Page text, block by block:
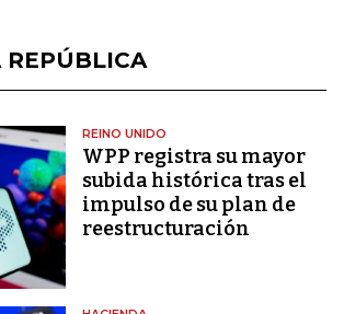
REPÚBLICA
REINO UNIDO
WPP registra su mayor
subida histórica tras el
impulso de su plan de
reestructuración